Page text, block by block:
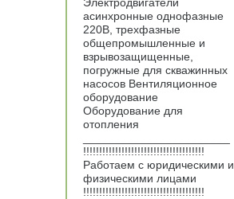
асинхронные однофазные
220В, трехфазные
общепромышленные и
взрывозащищенные,
погружные для скважинных
насосов Вентиляционное
оборудование
Оборудование для
отопления
!!!!!!!!!!!!!!!!!!!!!!!!!!!!!!!!!!!!!!
Работаем с юридическими и
физическими лицами
!!!!!!!!!!!!!!!!!!!!!!!!!!!!!!!!!!!!!!